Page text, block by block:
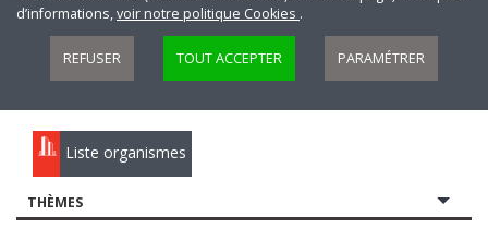
d’informations,voir notre politique Cookies .
REFUSER TOUT ACCEPTER PARAMÉTRER
Liste organismes
THÈMES